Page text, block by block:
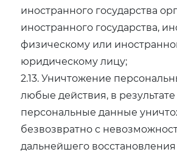
иностранного государства
иностранного государства,
физическому или
юридическому лицу;
2.13. Уничтожение
любые действия, в
персональные данные
безвозвратно с
дальнейшего